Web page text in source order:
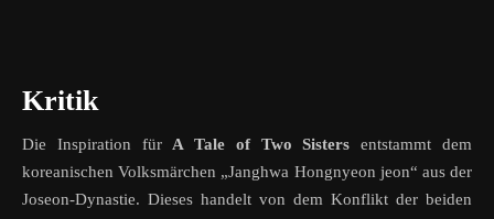
Kritik
Die Inspiration fürA Tale of Two Sisters entstammt dem
koreanischen Volksmärchen „Janghwa Hongnyeon jeon“ aus der
Joseon-Dynastie. Dieses handelt von dem Konflikt der beiden